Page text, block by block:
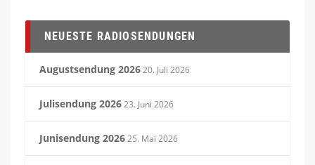
NEUESTE RADIOSENDUNGEN
Augustsendung 202620. Juli 2026
Julisendung 202623. Juni 2026
Junisendung 202625. Mai 2026